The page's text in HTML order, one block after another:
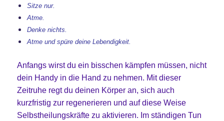
Sitze nur.
Atme.
Denke nichts.
Atme und spüre deine Lebendigkeit.
Anfangs wirst du ein bisschen kämpfen müssen, nicht
dein Handy in die Hand zu nehmen. Mit dieser
Zeitruhe regt du deinen Körper an, sich auch
kurzfristig zur regenerieren und auf diese Weise
Selbstheilungskräfte zu aktivieren. Im ständigen Tun